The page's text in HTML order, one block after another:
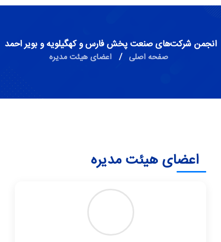
انجمن شرکت‌های صنعت پخش فارس و کهگیلویه و بویر احمد
صفحه اصلی / اعضای هیئت مدیره
اعضای هیئت مدیره